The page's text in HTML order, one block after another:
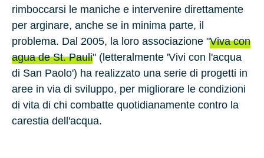
rimboccarsi le maniche e intervenire direttamente
per arginare, anche se in minima parte, il
problema. Dal 2005, la loro associazione "Viva con
agua de St. Pauli" (letteralmente 'Vivi con l'acqua
di San Paolo') ha realizzato una serie di progetti in
aree in via di sviluppo, per migliorare le condizioni
di vita di chi combatte quotidianamente contro la
carestia dell'acqua.